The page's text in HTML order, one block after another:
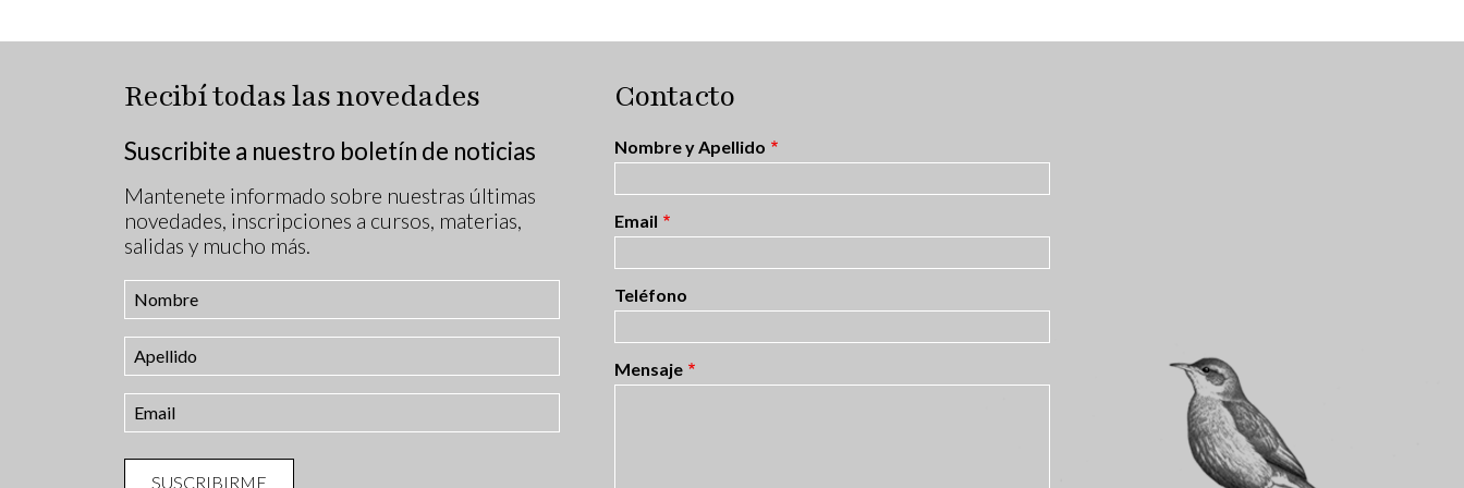
Recibí todas las novedades
Suscribite a nuestro boletín de noticias
Mantenete informado sobre nuestras últimas
novedades, inscripciones a cursos, materias,
salidas y mucho más.
SUSCRIBIRME
Contacto
Nombre y Apellido
Email
Teléfono
Mensaje